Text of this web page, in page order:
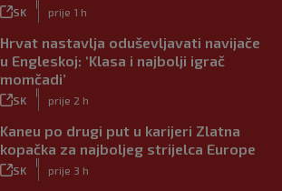
SK prije 1 h
Hrvat nastavlja oduševljavati navijače
u Engleskoj: ‘Klasa i najbolji igrač
momčadi’
SK prije 2 h
Kaneu po drugi put u karijeri Zlatna
kopačka za najboljeg strijelca Europe
SK prije 3 h